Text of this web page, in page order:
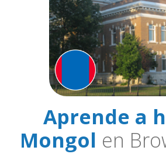
Aprende a
Mongol en